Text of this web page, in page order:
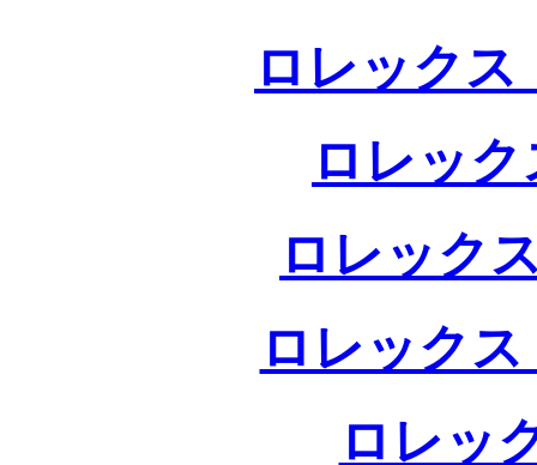
ロレックス
ロレッ
ロレック
ロレック
ロレッ